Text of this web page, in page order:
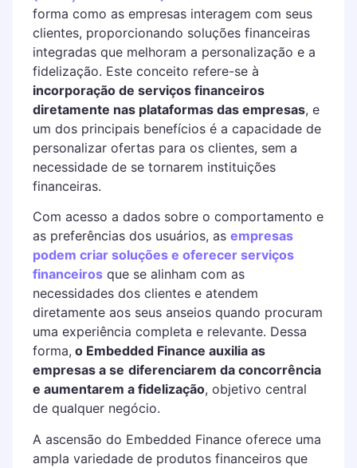
forma como as empresas interagem com seus
clientes, proporcionando soluções financeiras
integradas que melhoram a personalização e a
fidelização. Este conceito refere-se à
incorporação de serviços financeiros
diretamente nas plataformas das empresas, e
um dos principais benefícios é a capacidade de
personalizar ofertas para os clientes, sem a
necessidade de se tornarem instituições
financeiras.
Com acesso a dados sobre o comportamento e
as preferências dos usuários, as empresas
podem criar soluções e oferecer serviços
financeirosque se alinham com as
necessidades dos clientes e atendem
diretamente aos seus anseios quando procuram
uma experiência completa e relevante. Dessa
forma, o Embedded Finance auxilia as
empresas a se diferenciarem da concorrência
e aumentarem a fidelização, objetivo central
de qualquer negócio.
A ascensão do Embedded Finance oferece uma
ampla variedade de produtos financeiros que